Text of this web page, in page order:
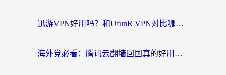
迅游VPN好用吗？和UfunR VPN对比哪个回国效果更好？海外党亲测避坑指南
海外党必看：腾讯云翻墙回国真的好用吗？+ 3步选对回国加速器指南